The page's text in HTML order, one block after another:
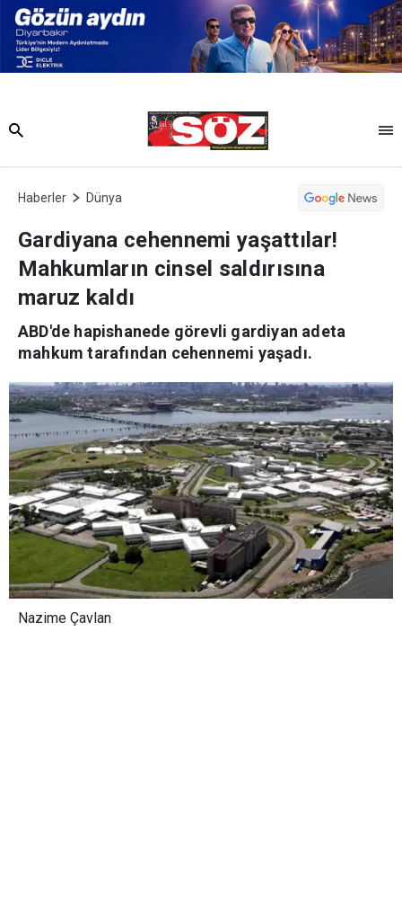
Haberler Dünya
Gardiyana cehennemi yaşattılar!
Mahkumların cinsel saldırısına
maruz kaldı
ABD'de hapishanede görevli gardiyan adeta
mahkum tarafından cehennemi yaşadı.
Nazime Çavlan